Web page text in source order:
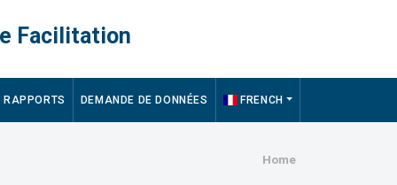
Facilitation
RAPPORTS DEMANDE DE DONNÉES FRENCH
Home